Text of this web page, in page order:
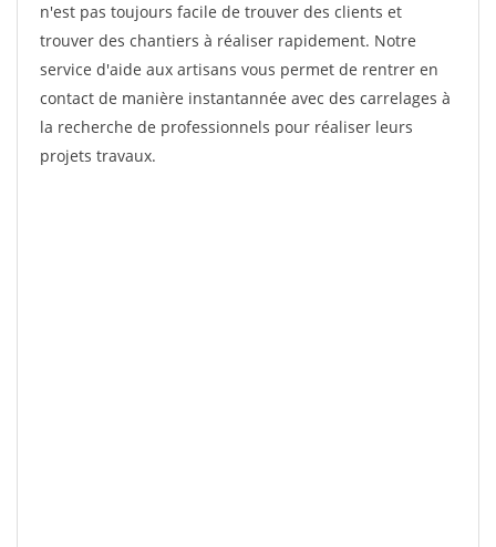
n'est pas toujours facile de trouver des clients et
trouver des chantiers à réaliser rapidement. Notre
service d'aide aux artisans vous permet de rentrer en
contact de manière instantannée avec des carrelages à
la recherche de professionnels pour réaliser leurs
projets travaux.